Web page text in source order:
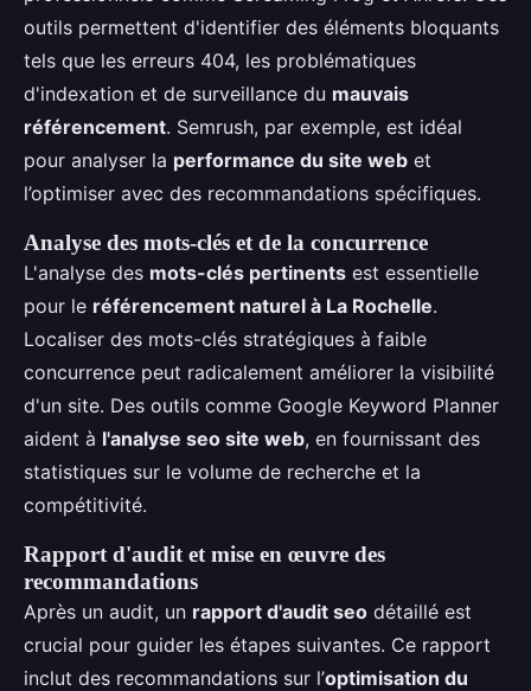
outils permettent d'identifier des éléments bloquants
tels que les erreurs 404, les problématiques
d'indexation et de surveillance du mauvais
référencement. Semrush, par exemple, est idéal
pour analyser la performance du site web et
l’optimiser avec des recommandations spécifiques.
Analyse des mots-clés et de la concurrence
L'analyse des mots-clés pertinents est essentielle
pour le référencement naturel à La Rochelle.
Localiser des mots-clés stratégiques à faible
concurrence peut radicalement améliorer la visibilité
d'un site. Des outils comme Google Keyword Planner
aident à l'analyse seo site web, en fournissant des
statistiques sur le volume de recherche et la
compétitivité.
Rapport d'audit et mise en œuvre des
recommandations
Après un audit, un rapport d'audit seo détaillé est
crucial pour guider les étapes suivantes. Ce rapport
inclut des recommandations sur l’optimisation du